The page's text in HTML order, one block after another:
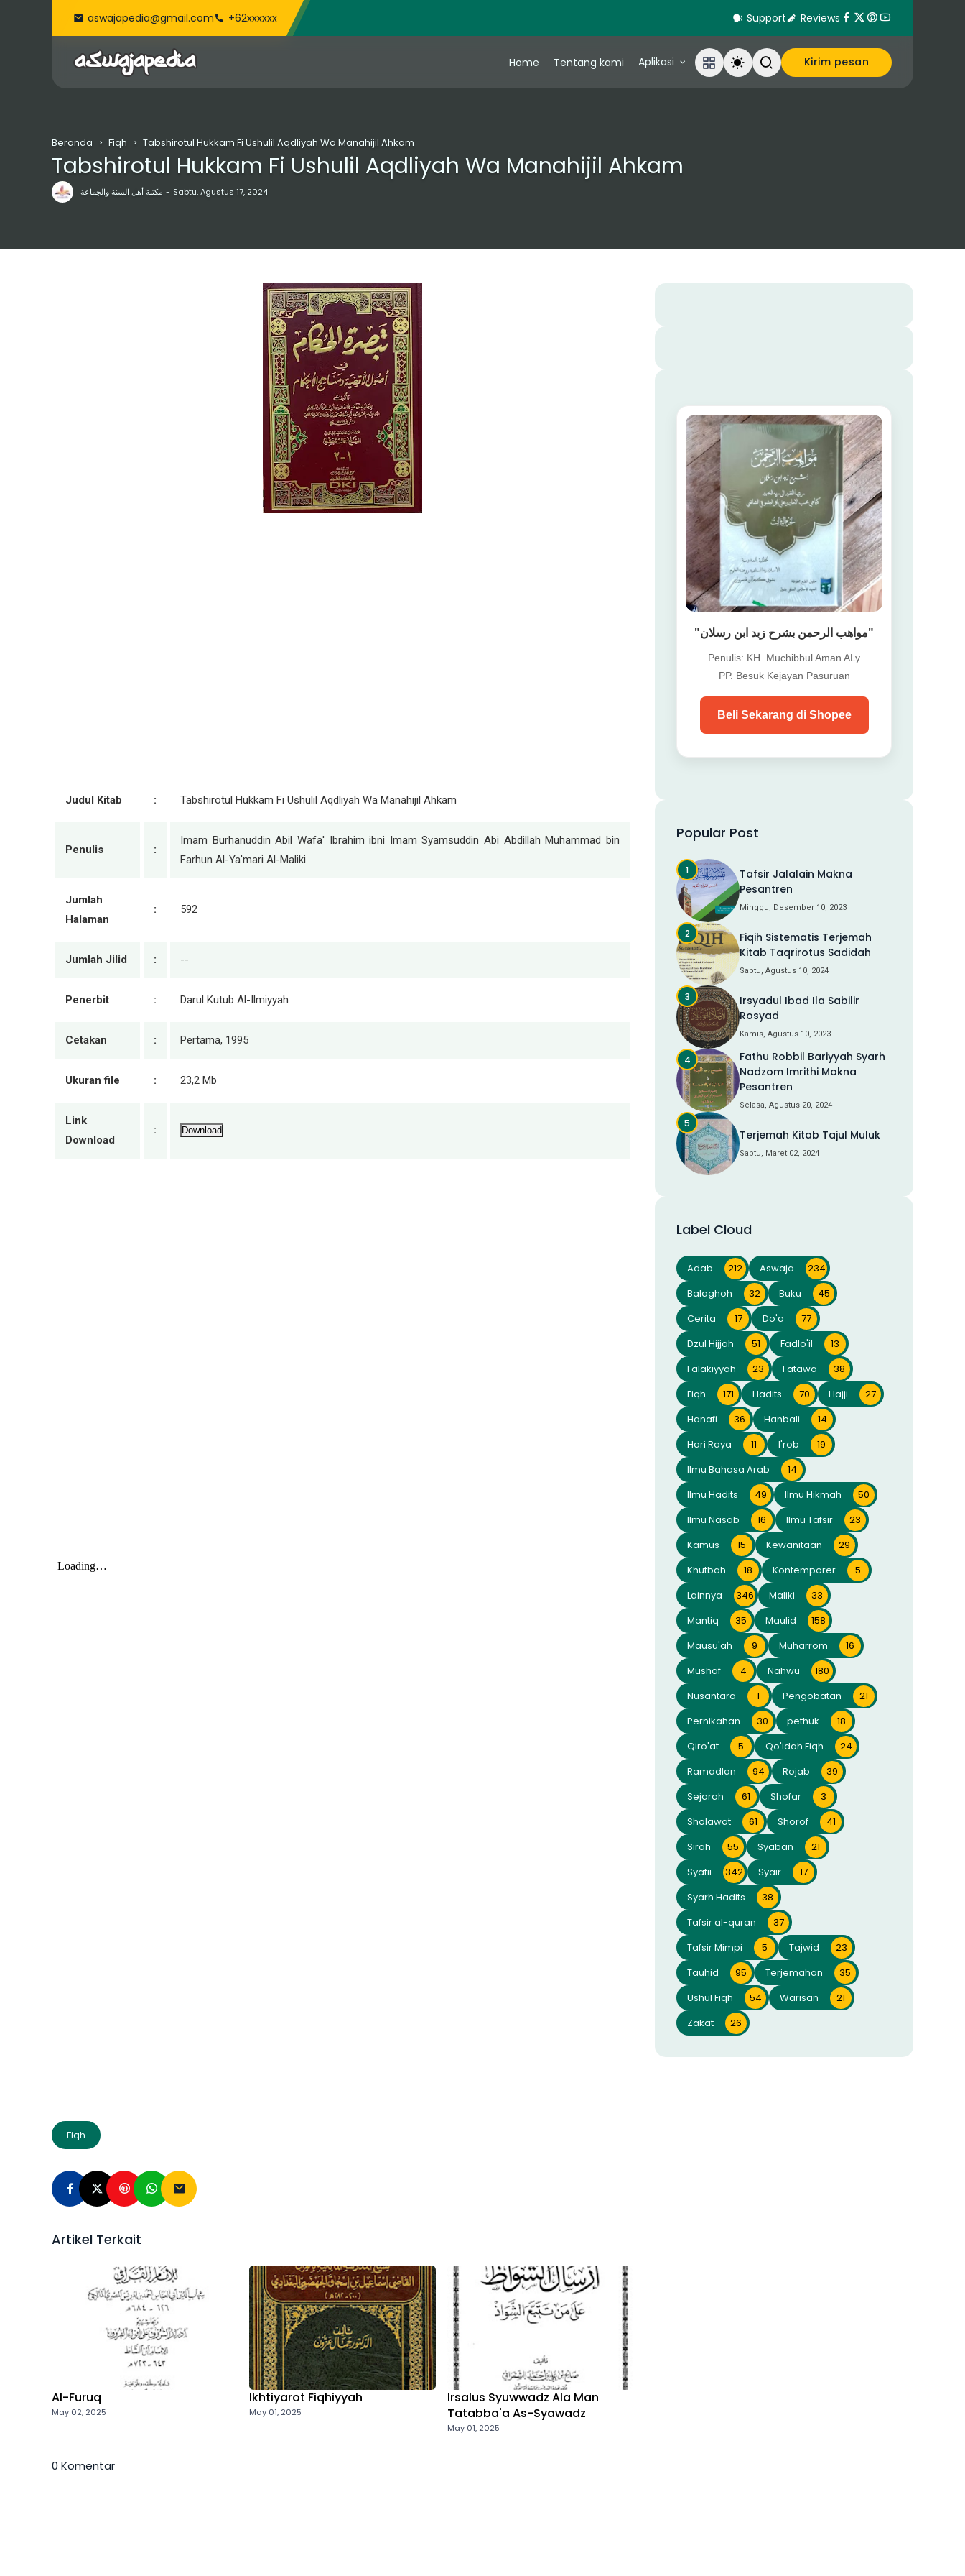
aswajapedia@gmail.com +62xxxxxx Support Reviews
Home Tentang kami Aplikasi Kirim pesan
Beranda Fiqh Tabshirotul Hukkam Fi Ushulil Aqdliyah Wa Manahijil Ahkam
مكتبة أهل السنة والجماعة Sabtu, Agustus 17, 2024
Tabshirotul Hukkam Fi Ushulil Aqdliyah Wa Manahijil Ahkam
Judul Kitab : Tabshirotul Hukkam Fi Ushulil Aqdliyah Wa Manahijil Ahkam
Penulis :
Imam Burhanuddin Abil Wafa' Ibrahim ibni Imam Syamsuddin Abi Abdillah Muhammad bin
Farhun Al-Ya'mari Al-Maliki
Jumlah
Halaman
: 592
Jumlah Jilid : --
Penerbit : Darul Kutub Al-Ilmiyyah
Cetakan : Pertama, 1995
Ukuran file : 23,2 Mb
Link
Download
: Download
Fiqh
Artikel Terkait
Al-Furuq
May 02, 2025
Ikhtiyarot Fiqhiyyah
May 01, 2025
Irsalus Syuwwadz Ala Man
Tatabba'a As-Syawadz
May 01, 2025
0 Komentar
"مواهب الرحمن بشرح زبد ابن رسلان"
Penulis: KH. Muchibbul Aman ALy
PP. Besuk Kejayan Pasuruan
Beli Sekarang di Shopee
Popular Post
Tafsir Jalalain Makna
Pesantren
Minggu, Desember 10, 2023
Fiqih Sistematis Terjemah
Kitab Taqrirotus Sadidah
Sabtu, Agustus 10, 2024
Irsyadul Ibad Ila Sabilir
Rosyad
Kamis, Agustus 10, 2023
Fathu Robbil Bariyyah Syarh
Nadzom Imrithi Makna
Pesantren
Selasa, Agustus 20, 2024
Terjemah Kitab Tajul Muluk
Sabtu, Maret 02, 2024
Label Cloud
Adab 212 Aswaja
234
Balaghoh
32 Buku
45
Cerita
17 Do'a
77
Dzul Hijjah
51 Fadlo'il
13
Falakiyyah
23 Fatawa
38
Fiqh
171 Hadits 70 Hajji
27
Hanafi
36 Hanbali
14
Hari Raya
11 I'rob
19
Ilmu Bahasa Arab
14
Ilmu Hadits
49 Ilmu Hikmah
50
Ilmu Nasab
16 Ilmu Tafsir
23
Kamus
15 Kewanitaan
29
Khutbah
18 Kontemporer
5
Lainnya
346 Maliki
33
Mantiq
35 Maulid
158
Mausu'ah
9 Muharrom
16
Mushaf
4 Nahwu
180
Nusantara
1 Pengobatan
21
Pernikahan
30 pethuk
18
Qiro'at
5 Qo'idah Fiqh
24
Ramadlan
94 Rojab
39
Sejarah
61 Shofar
3
Sholawat
61 Shorof
41
Sirah
55 Syaban
21
Syafii
342 Syair
17
Syarh Hadits
38
Tafsir al-quran
37
Tafsir Mimpi
5 Tajwid
23
Tauhid
95 Terjemahan
35
Ushul Fiqh
54 Warisan
21
Zakat
26